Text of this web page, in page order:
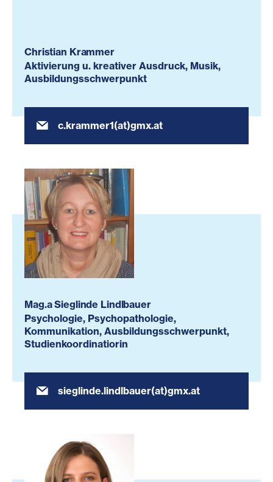
Christian Krammer
Aktivierung u. kreativer Ausdruck, Musik,
Ausbildungsschwerpunkt
c.krammer1(at)gmx.at
Mag.a Sieglinde Lindlbauer
Psychologie, Psychopathologie,
Kommunikation, Ausbildungsschwerpunkt,
Studienkoordinatiorin
sieglinde.lindlbauer(at)gmx.at